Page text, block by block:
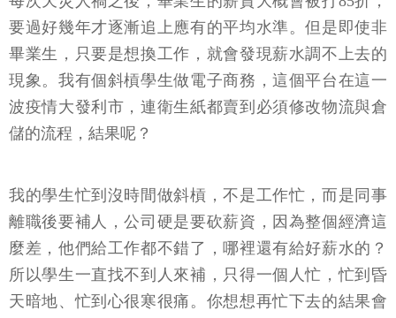
要過好幾年才逐漸追上應有的平均水準。但是即使非
畢業生，只要是想換工作，就會發現薪水調不上去的
現象。我有個斜槓學生做電子商務，這個平台在這一
波疫情大發利市，連衛生紙都賣到必須修改物流與倉
儲的流程，結果呢？
我的學生忙到沒時間做斜槓，不是工作忙，而是同事
離職後要補人，公司硬是要砍薪資，因為整個經濟這
麼差，他們給工作都不錯了，哪裡還有給好薪水的？
所以學生一直找不到人來補，只得一個人忙，忙到昏
天暗地、忙到心很寒很痛。你想想再忙下去的結果會